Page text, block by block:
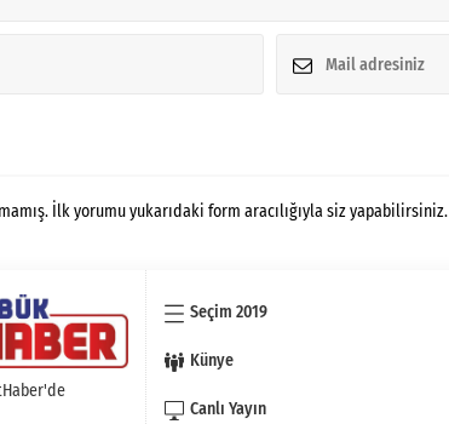
İlk yorumu yukarıdaki form aracılığıyla siz yapabilirsiniz.
Seçim 2019
Künye
Canlı Yayın